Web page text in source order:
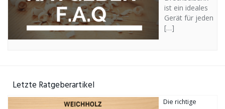
ist ein ideales
Gerät für jeden
[…]
Letzte Ratgeberartikel
Die richtige